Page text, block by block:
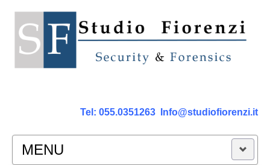
Tel: 055.0351263 Info@studiofiorenzi.it
MENU